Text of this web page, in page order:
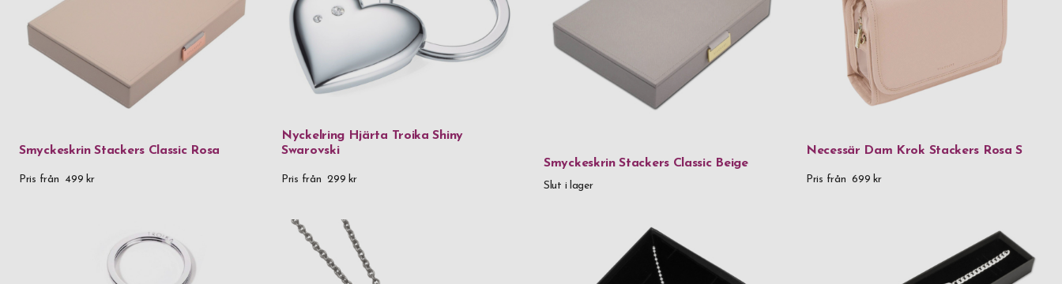
Aluminium & metall
FSC-certifierad karboniserad bambu FSC®️-certified carbonized bamboo
Läder
Läder & rostfritt stål
Smyckeskrin Stackers Classic Rosa
Pris från 499 kr
Nyckelring Hjärta Troika Shiny
Swarovski
Pris från 299 kr
Smyckeskrin Stackers Classic Beige
Slut i lager
Necessär Dam Krok Stackers Rosa S
Pris från 699 kr